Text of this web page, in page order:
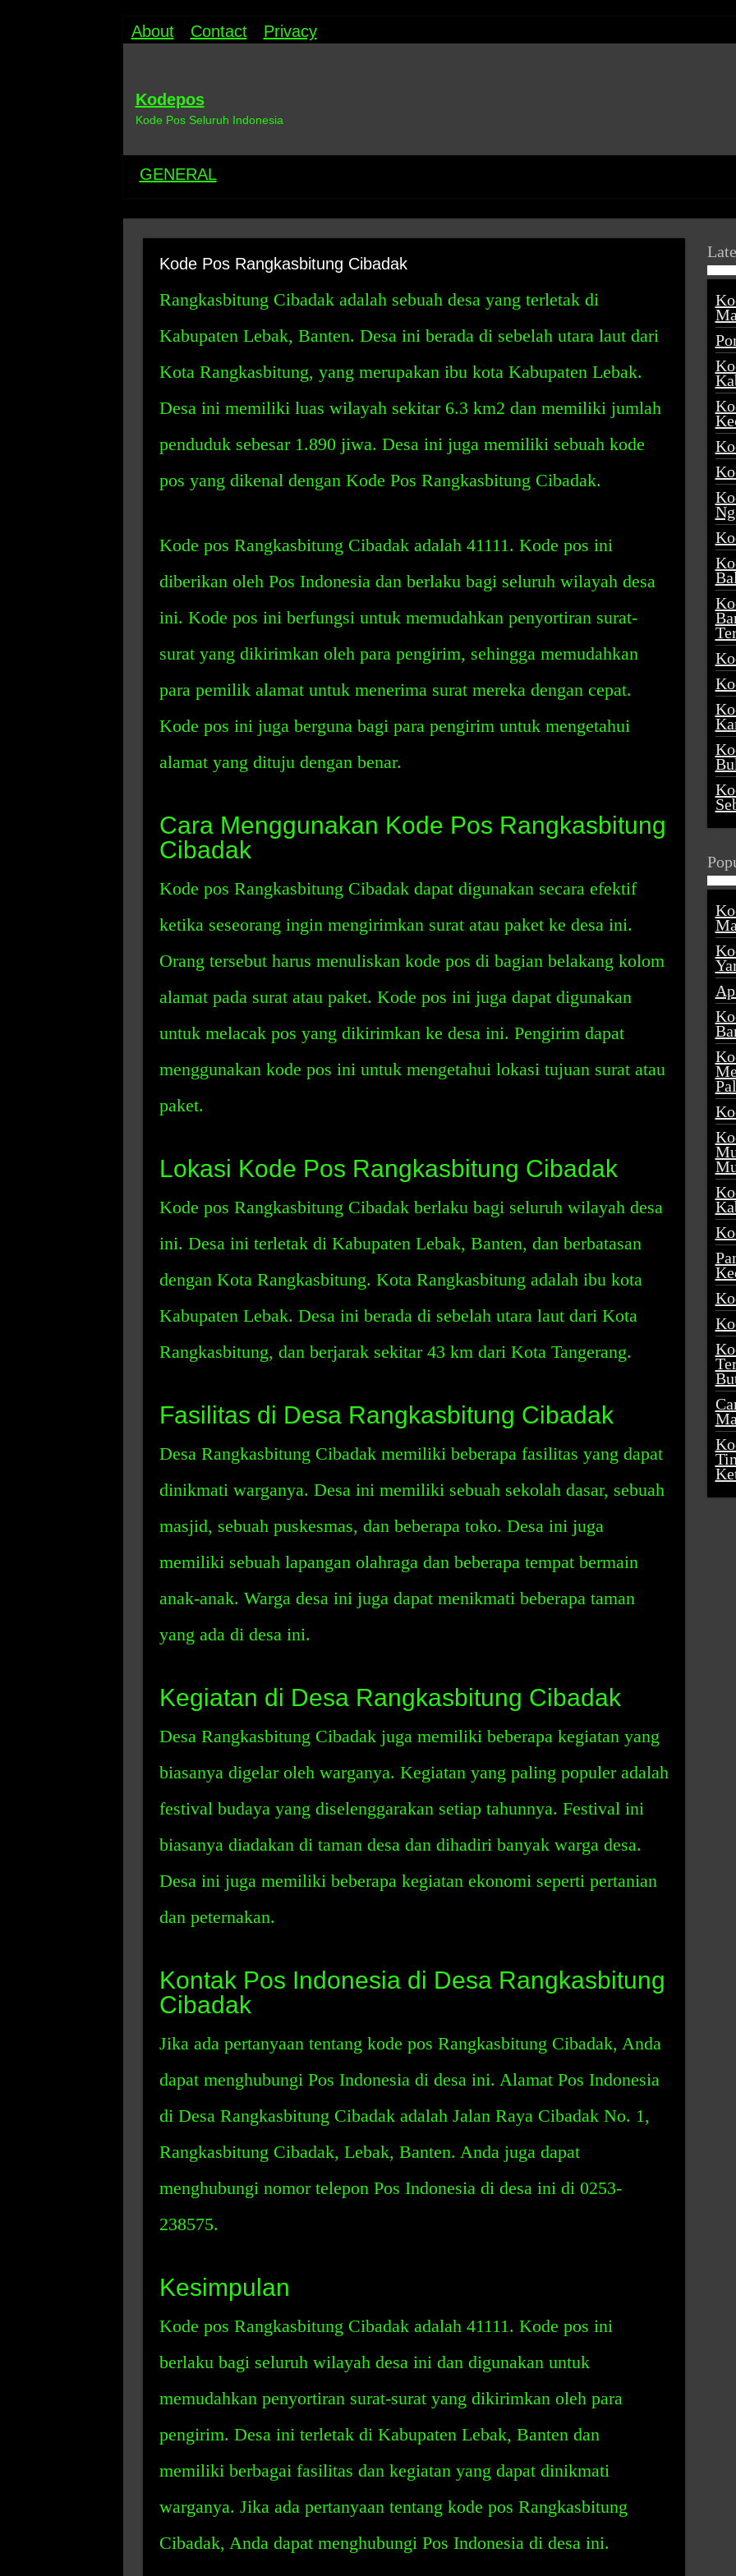
About Contact Privacy
Kodepos
Kode Pos Seluruh Indonesia
GENERAL
Kode Pos Rangkasbitung Cibadak
Rangkasbitung Cibadak adalah sebuah desa yang terletak di
Kabupaten Lebak, Banten. Desa ini berada di sebelah utara laut dari
Kota Rangkasbitung, yang merupakan ibu kota Kabupaten Lebak.
Desa ini memiliki luas wilayah sekitar 6.3 km2 dan memiliki jumlah
penduduk sebesar 1.890 jiwa. Desa ini juga memiliki sebuah kode
pos yang dikenal dengan Kode Pos Rangkasbitung Cibadak.
Kode pos Rangkasbitung Cibadak adalah 41111. Kode pos ini
diberikan oleh Pos Indonesia dan berlaku bagi seluruh wilayah desa
ini. Kode pos ini berfungsi untuk memudahkan penyortiran surat-
surat yang dikirimkan oleh para pengirim, sehingga memudahkan
para pemilik alamat untuk menerima surat mereka dengan cepat.
Kode pos ini juga berguna bagi para pengirim untuk mengetahui
alamat yang dituju dengan benar.
Cara Menggunakan Kode Pos Rangkasbitung
Cibadak
Kode pos Rangkasbitung Cibadak dapat digunakan secara efektif
ketika seseorang ingin mengirimkan surat atau paket ke desa ini.
Orang tersebut harus menuliskan kode pos di bagian belakang kolom
alamat pada surat atau paket. Kode pos ini juga dapat digunakan
untuk melacak pos yang dikirimkan ke desa ini. Pengirim dapat
menggunakan kode pos ini untuk mengetahui lokasi tujuan surat atau
paket.
Lokasi Kode Pos Rangkasbitung Cibadak
Kode pos Rangkasbitung Cibadak berlaku bagi seluruh wilayah desa
ini. Desa ini terletak di Kabupaten Lebak, Banten, dan berbatasan
dengan Kota Rangkasbitung. Kota Rangkasbitung adalah ibu kota
Kabupaten Lebak. Desa ini berada di sebelah utara laut dari Kota
Rangkasbitung, dan berjarak sekitar 43 km dari Kota Tangerang.
Fasilitas di Desa Rangkasbitung Cibadak
Desa Rangkasbitung Cibadak memiliki beberapa fasilitas yang dapat
dinikmati warganya. Desa ini memiliki sebuah sekolah dasar, sebuah
masjid, sebuah puskesmas, dan beberapa toko. Desa ini juga
memiliki sebuah lapangan olahraga dan beberapa tempat bermain
anak-anak. Warga desa ini juga dapat menikmati beberapa taman
yang ada di desa ini.
Kegiatan di Desa Rangkasbitung Cibadak
Desa Rangkasbitung Cibadak juga memiliki beberapa kegiatan yang
biasanya digelar oleh warganya. Kegiatan yang paling populer adalah
festival budaya yang diselenggarakan setiap tahunnya. Festival ini
biasanya diadakan di taman desa dan dihadiri banyak warga desa.
Desa ini juga memiliki beberapa kegiatan ekonomi seperti pertanian
dan peternakan.
Kontak Pos Indonesia di Desa Rangkasbitung
Cibadak
Jika ada pertanyaan tentang kode pos Rangkasbitung Cibadak, Anda
dapat menghubungi Pos Indonesia di desa ini. Alamat Pos Indonesia
di Desa Rangkasbitung Cibadak adalah Jalan Raya Cibadak No. 1,
Rangkasbitung Cibadak, Lebak, Banten. Anda juga dapat
menghubungi nomor telepon Pos Indonesia di desa ini di 0253-
238575.
Kesimpulan
Kode pos Rangkasbitung Cibadak adalah 41111. Kode pos ini
berlaku bagi seluruh wilayah desa ini dan digunakan untuk
memudahkan penyortiran surat-surat yang dikirimkan oleh para
pengirim. Desa ini terletak di Kabupaten Lebak, Banten dan
memiliki berbagai fasilitas dan kegiatan yang dapat dinikmati
warganya. Jika ada pertanyaan tentang kode pos Rangkasbitung
Cibadak, Anda dapat menghubungi Pos Indonesia di desa ini.